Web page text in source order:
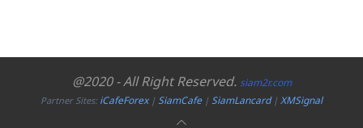
@2020 - All Right Reserved. siam2r.com
Partner Sites:iCafeForex|SiamCafe|SiamLancard|XMSignal